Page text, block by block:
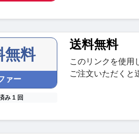
無料
ァー
み 1 回
送料無料
このリンクを使用
ご注文いただくと